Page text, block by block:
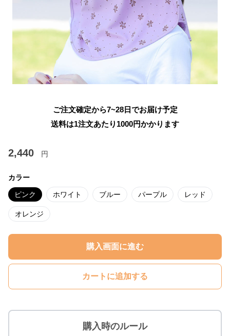
ご注文確定から7~28日でお届け予定
送料は1注文あたり 1000円かかります
2,440 円
カラー
ピンク ホワイト ブルー パープル レッド
オレンジ
購入画面に進む
カートに追加する
購入時のルール